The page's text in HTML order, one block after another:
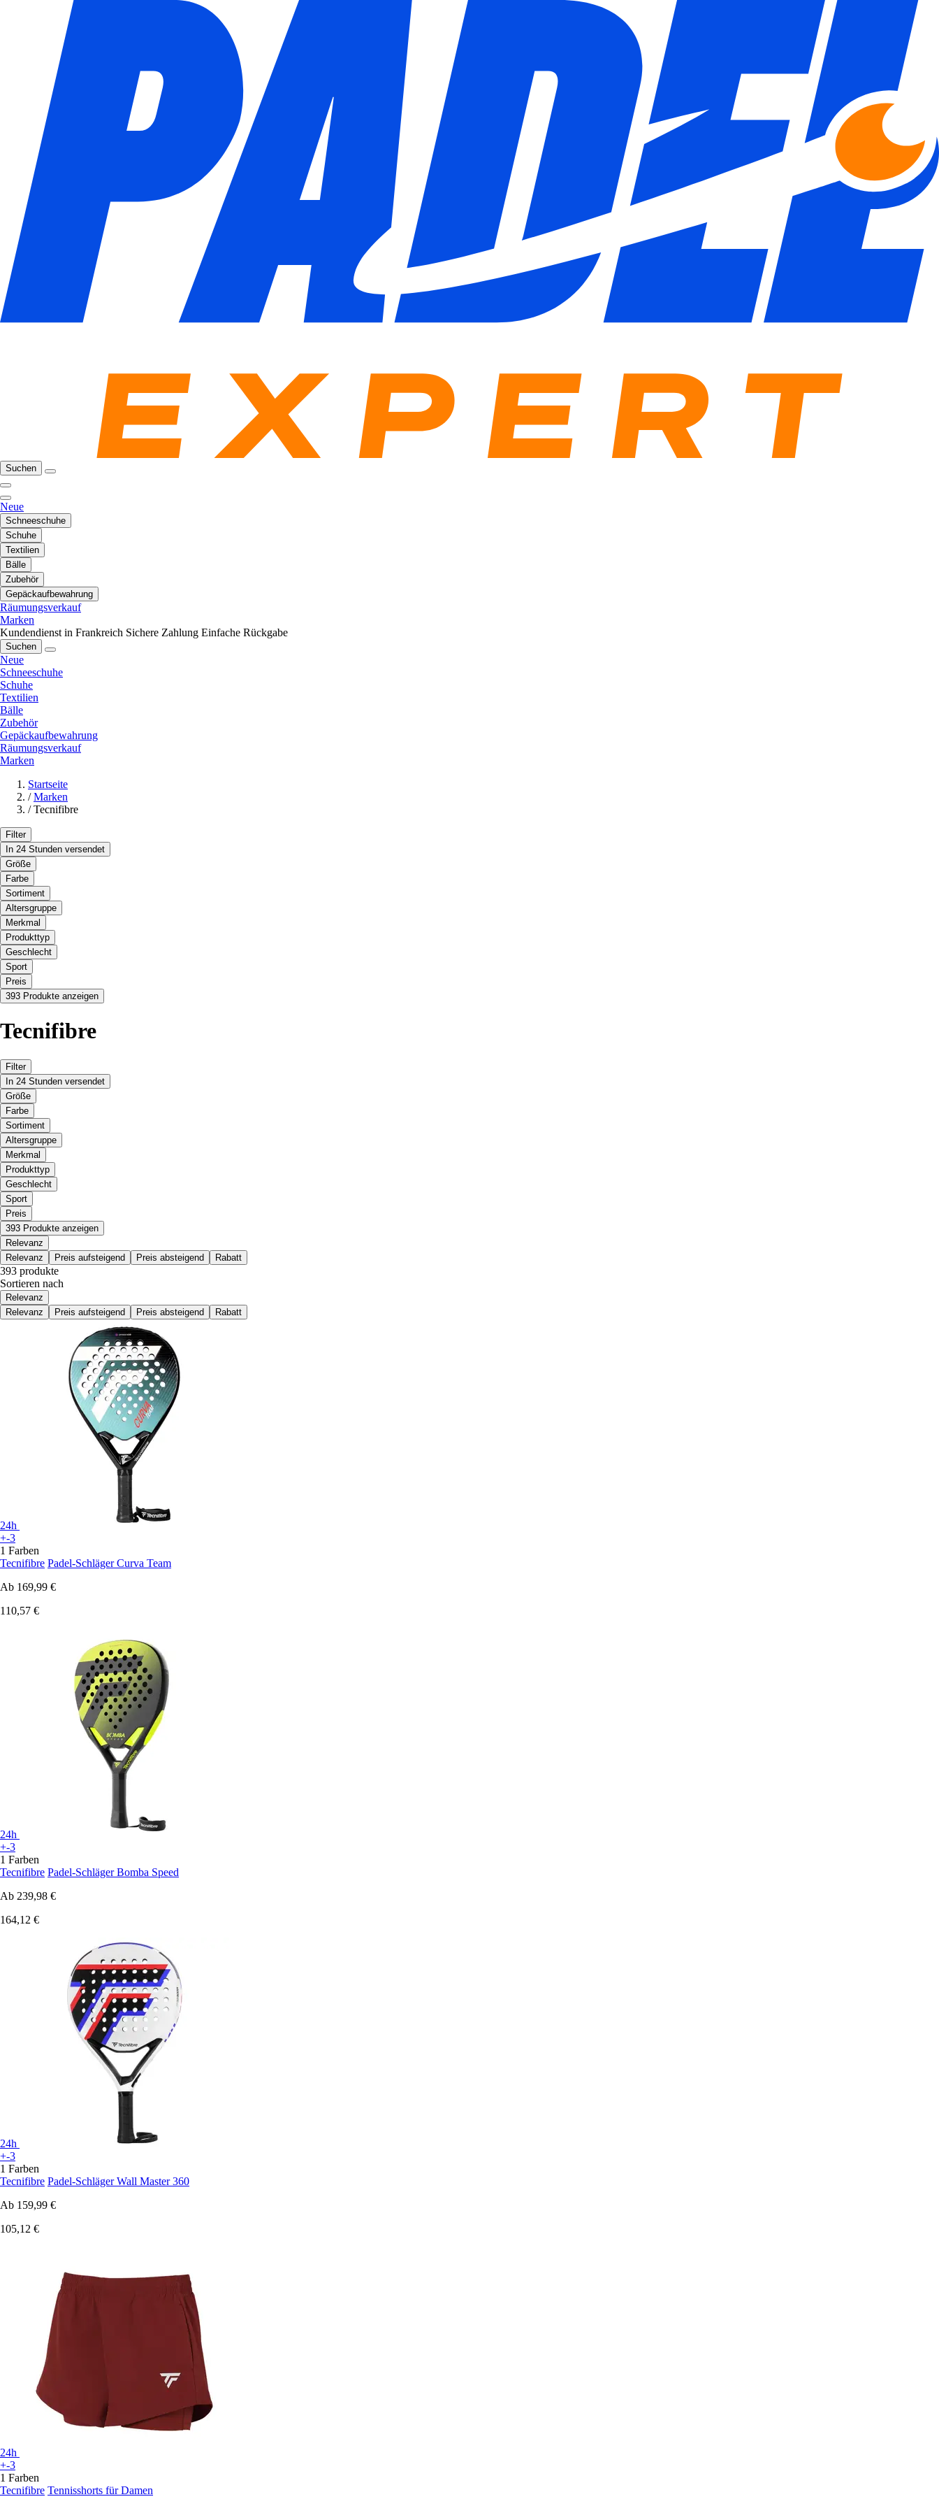
Suchen
Neue
Schneeschuhe
Schuhe
Textilien
Bälle
Zubehör
Gepäckaufbewahrung
Räumungsverkauf
Marken
Kundendienst in Frankreich Sichere Zahlung Einfache Rückgabe
Suchen
Neue
Schneeschuhe
Schuhe
Textilien
Bälle
Zubehör
Gepäckaufbewahrung
Räumungsverkauf
Marken
Startseite
/ Marken
/ Tecnifibre
Filter
In 24 Stunden versendet
Größe
Farbe
Sortiment
Altersgruppe
Merkmal
Produkttyp
Geschlecht
Sport
Preis
393 Produkte anzeigen
Tecnifibre
Filter
In 24 Stunden versendet
Größe
Farbe
Sortiment
Altersgruppe
Merkmal
Produkttyp
Geschlecht
Sport
Preis
393 Produkte anzeigen
Relevanz
Relevanz
Preis aufsteigend Preis absteigend Rabatt
393 produkte
Sortieren nach
Relevanz
Relevanz
Preis aufsteigend Preis absteigend Rabatt
24h
+-3
1 Farben
Tecnifibre Padel-Schläger Curva Team
Ab 169,99 €
110,57 €
24h
+-3
1 Farben
Tecnifibre Padel-Schläger Bomba Speed
Ab 239,98 €
164,12 €
24h
+-3
1 Farben
Tecnifibre Padel-Schläger Wall Master 360
Ab 159,99 €
105,12 €
24h
+-3
1 Farben
Tecnifibre Tennisshorts für Damen